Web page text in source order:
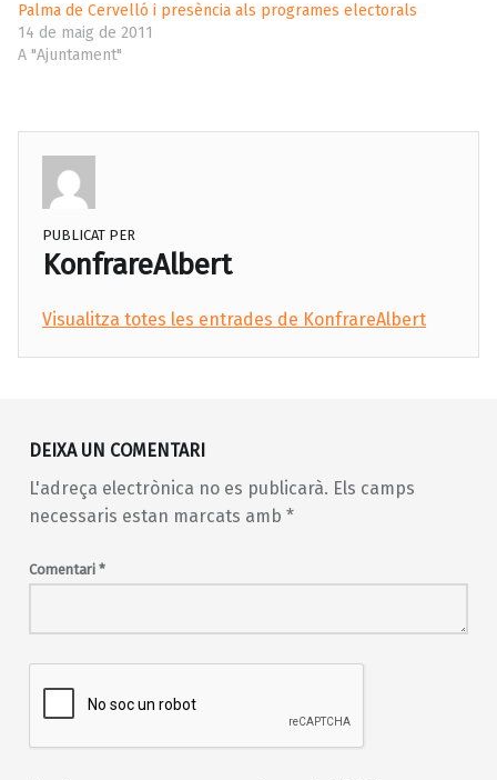
Palma de Cervelló i presència als programes electorals
14 de maig de 2011
A "Ajuntament"
PUBLICAT PER
KonfrareAlbert
Visualitza totes les entrades de KonfrareAlbert
Skip back to main navigation
DEIXA UN COMENTARI
L'adreça electrònica no es publicarà. Els camps
necessaris estan marcats amb *
Comentari *